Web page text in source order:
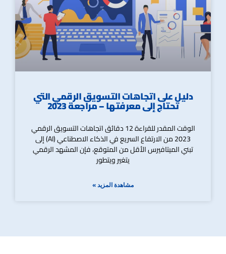
دليل على اتجاهات التسويق الرقمي التي
تحتاج إلى معرفتها – مراجعة 2023
الوقت المقدر للقراءة 12 دقائق اتجاهات التسويق الرقمي
2023 من الارتفاع السريع في الذكاء الاصطناعي (AI) إلى
تبني الميتافيرس الأقل من المتوقع، فإن المشهد الرقمي
يتغير ويتطور
مشاهدة المزيد »